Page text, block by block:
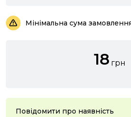
Мінімальна сума
18 грн
Повідомити про наявність